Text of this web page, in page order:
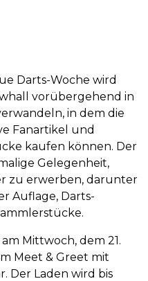
Darts-Woche wird
vorübergehend in
in dem die
Fanartikel und
kaufen können. Der
Gelegenheit,
zu erwerben, darunter
Auflage, Darts-
Mittwoch, dem 21.
Meet & Greet mit
Der Laden wird bis